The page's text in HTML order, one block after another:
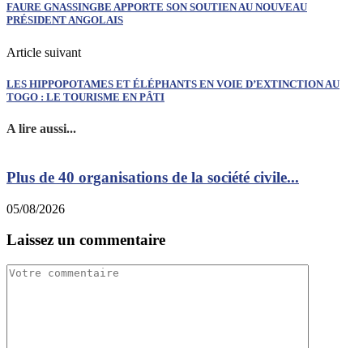
FAURE GNASSINGBE APPORTE SON SOUTIEN AU NOUVEAU
PRÉSIDENT ANGOLAIS
Article suivant
LES HIPPOPOTAMES ET ÉLÉPHANTS EN VOIE D’EXTINCTION AU
TOGO : LE TOURISME EN PÂTI
A lire aussi...
Plus de 40 organisations de la société civile...
05/08/2026
Laissez un commentaire